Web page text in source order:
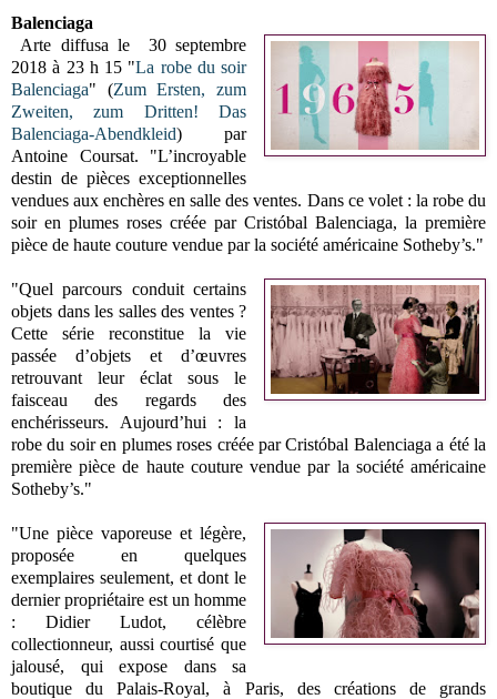
Balenciaga
Arte diffusa le 30 septembre
2018 à 23 h 15 "La robe du soir
Balenciaga" (Zum Ersten, zum
Zweiten, zum Dritten! Das
Balenciaga-Abendkleid) par
Antoine Coursat. "L’incroyable
destin de pièces exceptionnelles
vendues aux enchères en salle des ventes. Dans ce volet : la robe du
soir en plumes roses créée par Cristóbal Balenciaga, la première
pièce de haute couture vendue par la société américaine Sotheby’s."
"Quel parcours conduit certains
objets dans les salles des ventes ?
Cette série reconstitue la vie
passée d’objets et d’œuvres
retrouvant leur éclat sous le
faisceau des regards des
enchérisseurs. Aujourd’hui : la
robe du soir en plumes roses créée par Cristóbal Balenciaga a été la
première pièce de haute couture vendue par la société américaine
Sotheby’s."
"Une pièce vaporeuse et légère,
proposée en quelques
exemplaires seulement, et dont le
dernier propriétaire est un homme
: Didier Ludot, célèbre
collectionneur, aussi courtisé que
jalousé, qui expose dans sa
boutique du Palais-Royal, à Paris, des créations de grands